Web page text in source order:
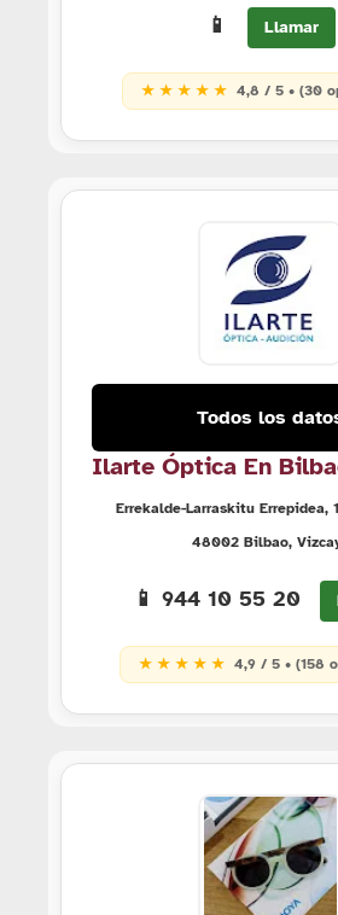
📱 Llamar
★ ★ ★ ★ ★ 4,8 / 5 • (30
Todos los
Ilarte Óptica En
Errekalde-Larraskitu Errepidea,
48002 Bilbao,
📱 944 10 55 20
★ ★ ★ ★ ★ 4,9 / 5 • (158